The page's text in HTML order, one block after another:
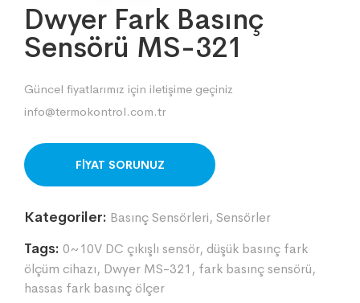
Dwyer Fark Basınç
Sensörü MS-321
Güncel fiyatlarımız için iletişime geçiniz
info@termokontrol.com.tr
ORDER ON WHATSAPP
Kategoriler: Basınç Sensörleri, Sensörler
Tags: 0~10V DC çıkışlı sensör, düşük basınç fark
ölçüm cihazı, Dwyer MS-321 , fark basınç sensörü,
hassas fark basınç ölçer